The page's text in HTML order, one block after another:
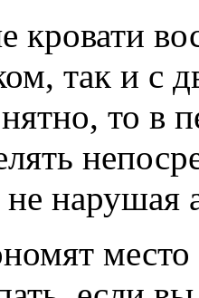
кровати
так и с
то в
нарушая